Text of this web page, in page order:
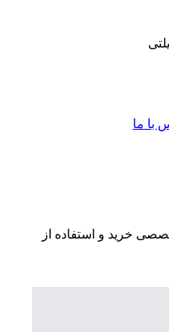
با ما
خرید و استفاده از